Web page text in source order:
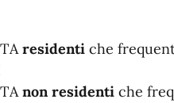
residentiche
non residentiche